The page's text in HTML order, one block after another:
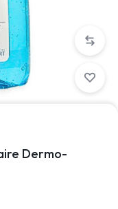
Dermo-